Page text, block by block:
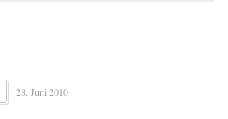
28. Juni 2010